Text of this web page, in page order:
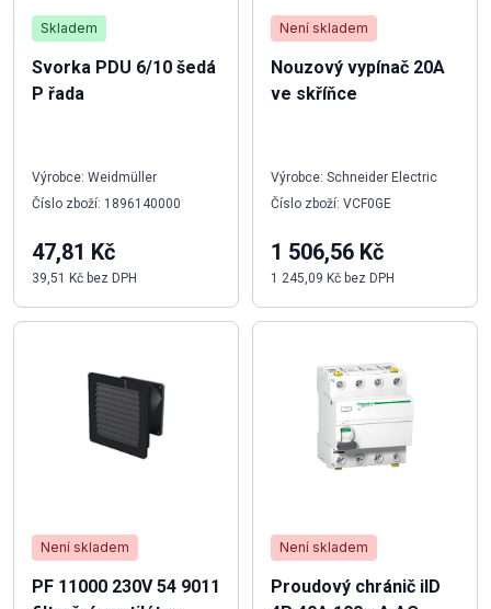
Skladem
Svorka PDU 6/10 šedá
P řada
Výrobce: Weidmüller
Číslo zboží: 1896140000
47,81 Kč
39,51 Kč bez DPH
Není skladem
PF 11000 230V 54 9011
Není skladem
Nouzový vypínač 20A
ve skříňce
Výrobce: Schneider Electric
Číslo zboží: VCF0GE
1 506,56 Kč
1 245,09 Kč bez DPH
Není skladem
Proudový chránič iID